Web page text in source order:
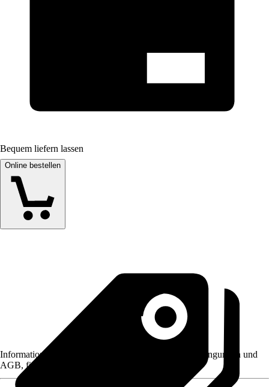
Bequem liefern lassen
Online bestellen
Informationen des Verkäufers, wie z. B. Rückgabebedingungen und
AGB, finden Sie bei Klick auf den Verkäufernamen.